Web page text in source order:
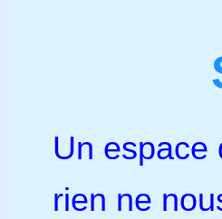
Un espace
rien ne